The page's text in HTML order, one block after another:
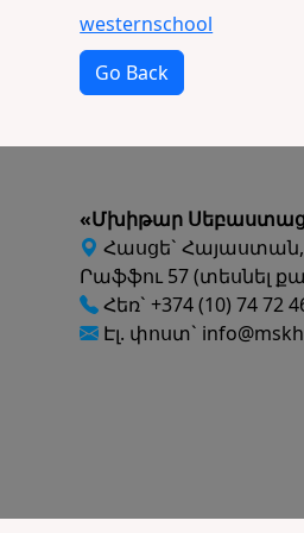
westernschool
Go Back
«Մխիթար
Հասցե`
Րաֆֆու 57 (տեսնել
Հեռ` +374 (10) 74 72
Էլ. փոստ`